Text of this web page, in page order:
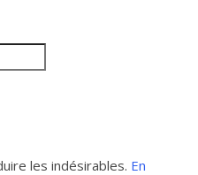
les indésirables. En